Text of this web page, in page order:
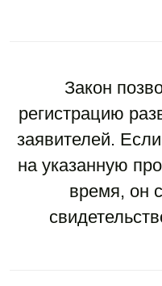
Закон
регистрацию
заявителей.
на указанную
время, он